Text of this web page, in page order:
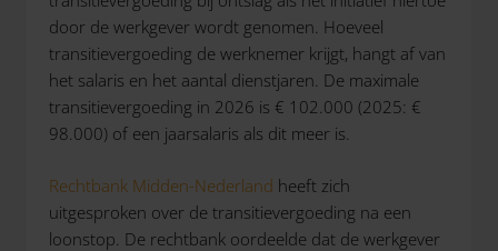
door de werkgever wordt genomen. Hoeveel
transitievergoeding de werknemer krijgt, hangt af van
het salaris en het aantal dienstjaren. De maximale
transitievergoeding in 2026 is € 102.000 (2025: €
98.000) of een jaarsalaris als dit meer is.
Rechtbank Midden-Nederland heeft zich
uitgesproken over de transitievergoeding na een
loonstop. De rechtbank oordeelde dat de werkgever